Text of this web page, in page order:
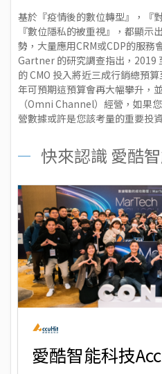
基於『疫情後的數位轉型』，『
『數位隱私的被重視』，都顯
勢，大量應用CRM或CDP的服務
Gartner 的研究調查指出，2019
的 CMO 投入將近三成行銷總預
年可預期這預算會再大幅攀升，
（Omni Channel）經營，如果
營數據或許是您該考量的重要投
快來認識 愛酷
愛酷智能科技